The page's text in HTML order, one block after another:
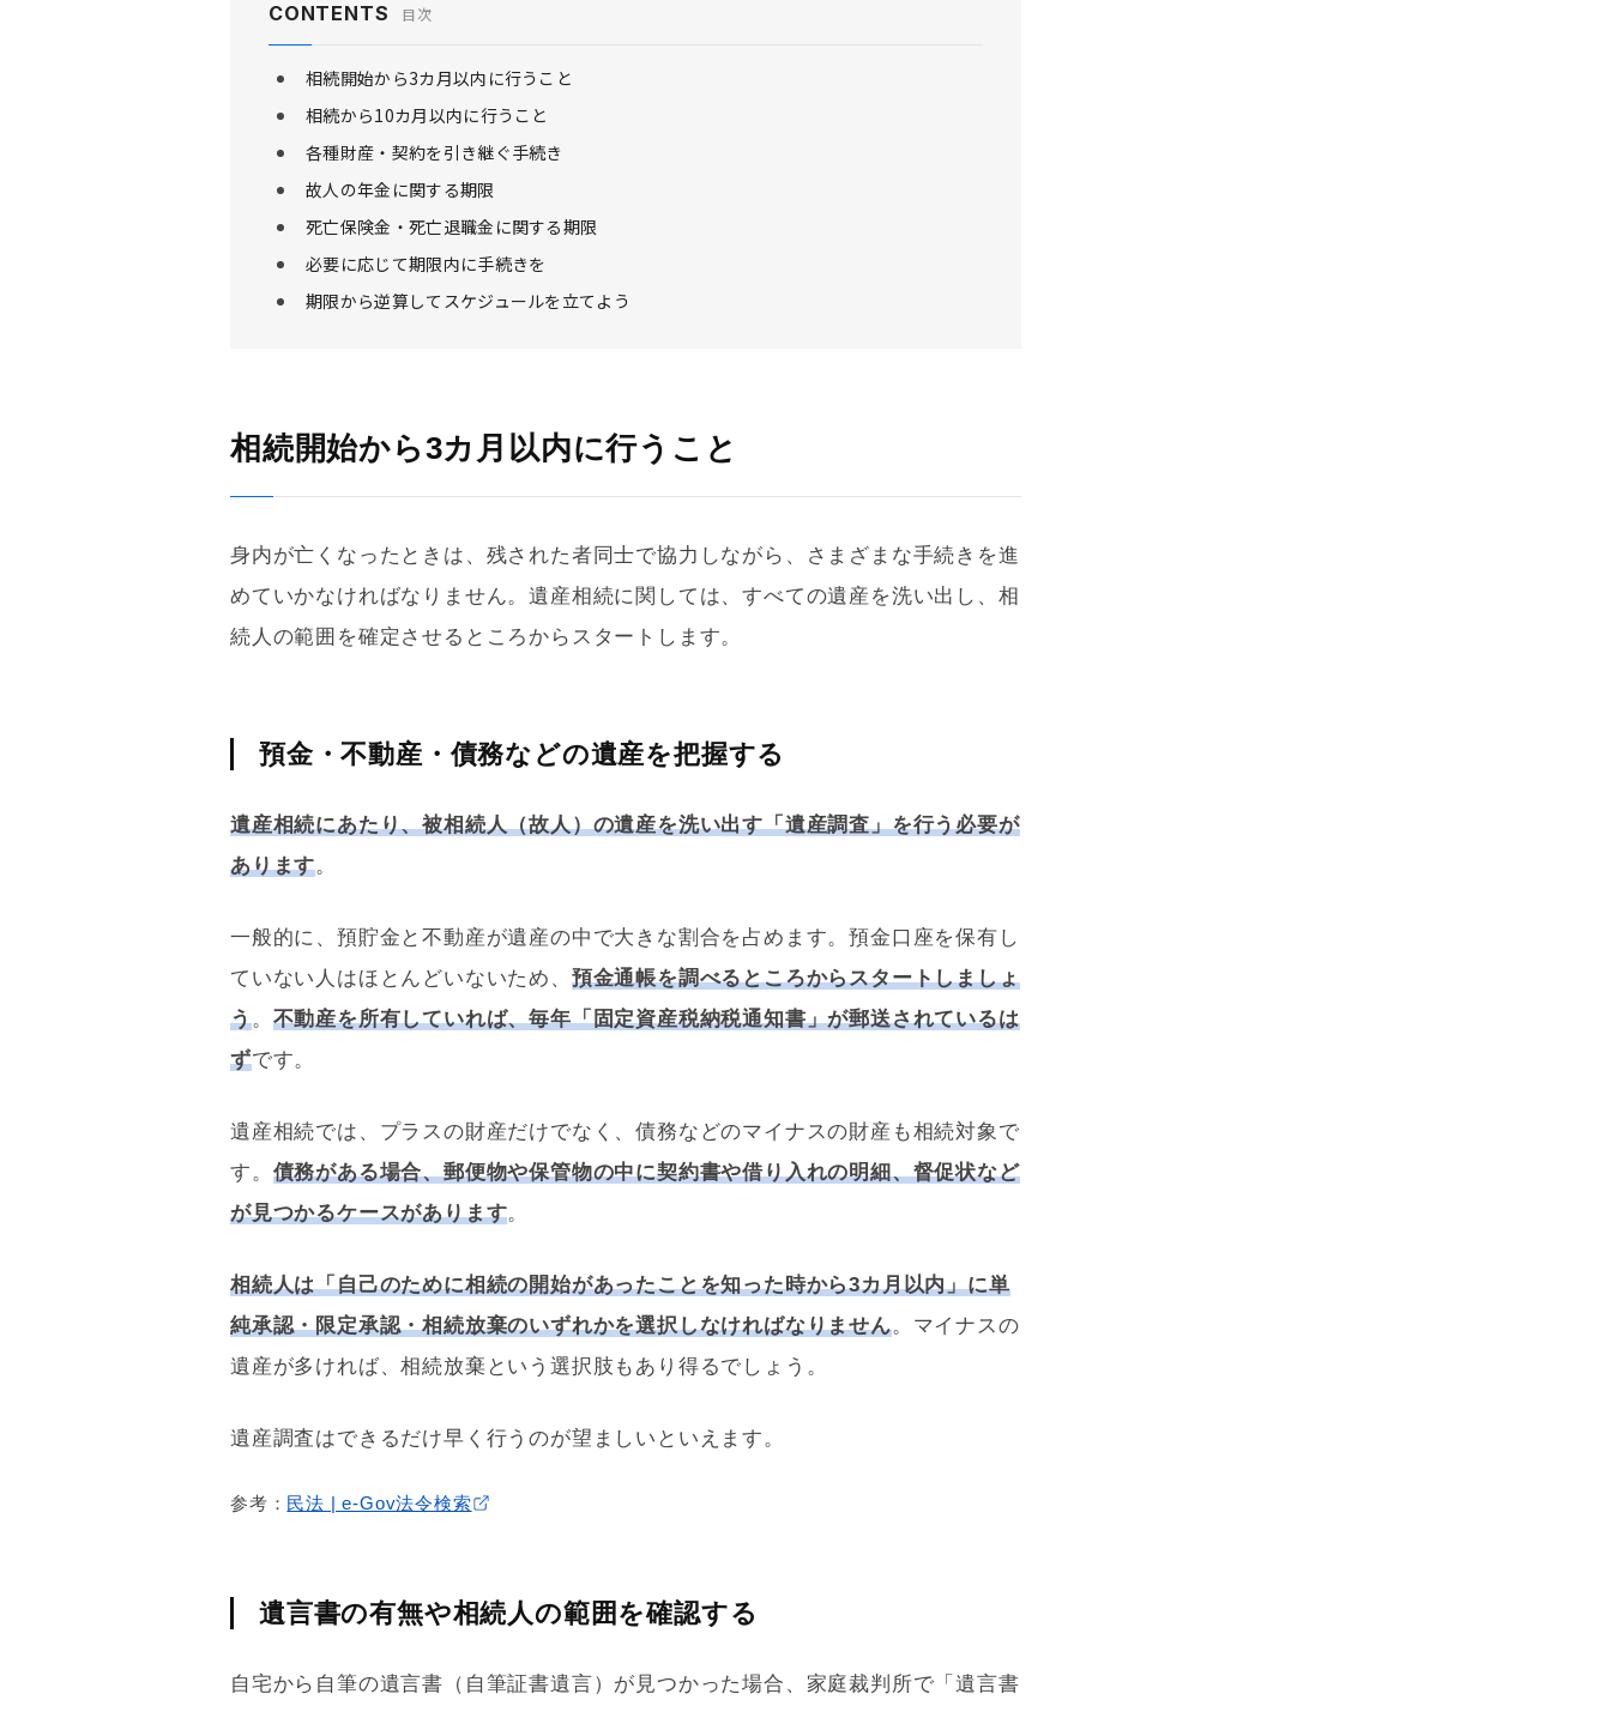
CONTENTS 目次
相続開始から3カ月以内に行うこと
相続から10カ月以内に行うこと
各種財産・契約を引き継ぐ手続き
故人の年金に関する期限
死亡保険金・死亡退職金に関する期限
必要に応じて期限内に手続きを
期限から逆算してスケジュールを立てよう
相続開始から3カ月以内に行うこと
身内が亡くなったときは、残された者同士で協力しながら、さまざまな手続きを進
めていかなければなりません。遺産相続に関しては、すべての遺産を洗い出し、相
続人の範囲を確定させるところからスタートします。
預金・不動産・債務などの遺産を把握する
遺産相続にあたり、被相続人（故人）の遺産を洗い出す「遺産調査」を行う必要が
あります。
一般的に、預貯金と不動産が遺産の中で大きな割合を占めます。預金口座を保有し
ていない人はほとんどいないため、 預金通帳を調べるところからスタートしましょ
う。 不動産を所有していれば、毎年「固定資産税納税通知書」が郵送されているは
ずです。
遺産相続では、プラスの財産だけでなく、債務などのマイナスの財産も相続対象で
す。 債務がある場合、郵便物や保管物の中に契約書や借り入れの明細、督促状など
が見つかるケースがあります。
相続人は「自己のために相続の開始があったことを知った時から3カ月以内」に単
純承認・限定承認・相続放棄のいずれかを選択しなければなりません。マイナスの
遺産が多ければ、相続放棄という選択肢もあり得るでしょう。
遺産調査はできるだけ早く行うのが望ましいといえます。
参考： 民法 | e-Gov法令検索
遺言書の有無や相続人の範囲を確認する
自宅から自筆の遺言書（自筆証書遺言）が見つかった場合、家庭裁判所で「遺言書